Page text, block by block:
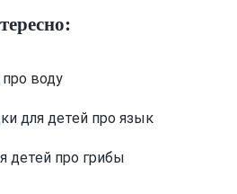
воду
для детей про язык
детей про грибы